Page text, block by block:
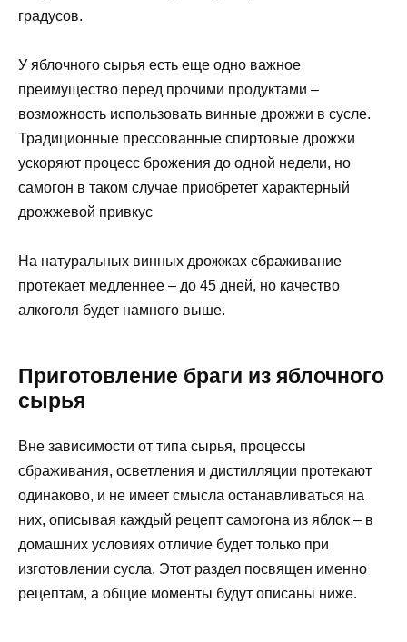
градусов.
У яблочного сырья есть еще одно важное
преимущество перед прочими продуктами –
возможность использовать винные дрожжи в сусле.
Традиционные прессованные спиртовые дрожжи
ускоряют процесс брожения до одной недели, но
самогон в таком случае приобретет характерный
дрожжевой привкус
На натуральных винных дрожжах сбраживание
протекает медленнее – до 45 дней, но качество
алкоголя будет намного выше.
Приготовление браги из яблочного
сырья
Вне зависимости от типа сырья, процессы
сбраживания, осветления и дистилляции протекают
одинаково, и не имеет смысла останавливаться на
них, описывая каждый рецепт самогона из яблок – в
домашних условиях отличие будет только при
изготовлении сусла. Этот раздел посвящен именно
рецептам, а общие моменты будут описаны ниже.